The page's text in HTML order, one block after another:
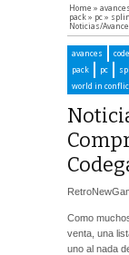
Home » avances
pack » pc »
Noticias/
avances
pack
pc
world in
Como
venta, una
uno al nada